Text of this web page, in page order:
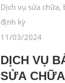
Dịch vụ sửa chữa,
định kỳ
11/03/2024
DỊCH VỤ
SỬA